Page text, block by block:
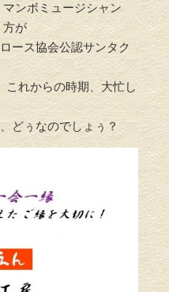
ンボミュージシャン
方が
ース協会公認サンタク
これからの時期、大忙し
どぅなのでしょぅ？